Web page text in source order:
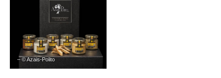
– © Azais-Polito